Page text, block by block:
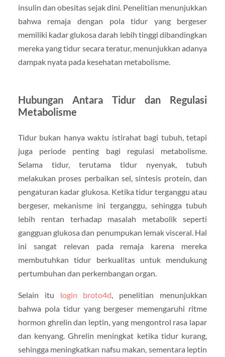
insulin dan obesitas sejak dini. Penelitian menunjukkan
bahwa remaja dengan pola tidur yang bergeser
memiliki kadar glukosa darah lebih tinggi dibandingkan
mereka yang tidur secara teratur, menunjukkan adanya
dampak nyata pada kesehatan metabolisme.
Hubungan Antara Tidur dan Regulasi
Metabolisme
Tidur bukan hanya waktu istirahat bagi tubuh, tetapi
juga periode penting bagi regulasi metabolisme.
Selama tidur, terutama tidur nyenyak, tubuh
melakukan proses perbaikan sel, sintesis protein, dan
pengaturan kadar glukosa. Ketika tidur terganggu atau
bergeser, mekanisme ini terganggu, sehingga tubuh
lebih rentan terhadap masalah metabolik seperti
gangguan glukosa dan penumpukan lemak visceral. Hal
ini sangat relevan pada remaja karena mereka
membutuhkan tidur berkualitas untuk mendukung
pertumbuhan dan perkembangan organ.
Selain itu login broto4d, penelitian menunjukkan
bahwa pola tidur yang bergeser memengaruhi ritme
hormon ghrelin dan leptin, yang mengontrol rasa lapar
dan kenyang. Ghrelin meningkat ketika tidur kurang,
sehingga meningkatkan nafsu makan, sementara leptin